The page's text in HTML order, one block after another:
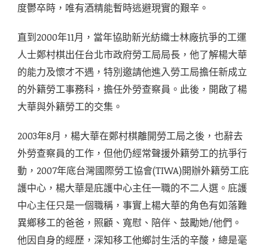
度鬱卒時，唯有酒精能暫時逃避現實的艱辛。
直到2000年11月，當年協助新光紡織士林廠抗爭的工運
人士鄭村棋出任台北市政府勞工局局長，他了解楊大華
的能力及懷才不遇，特別邀請他進入勞工局擔任新成立
的外籍勞工事務科，擔任外勞查察員。此後，開啟了楊
大華與外籍勞工的交集。
2003年8月，楊大華在鄭村棋離開勞工局之後，也辭去
外勞查察員的工作，但他仍經常聲援外籍勞工的抗爭行
動，2007年底台灣國際勞工協會(TIWA)開辦外籍勞工庇
護中心，楊大華是庇護中心主任一職的不二人選。庇護
中心主任只是一個職稱，事實上楊大華的角色有如落難
異鄉移工的爸爸，照顧、寬慰、陪伴、鼓勵她/他們。
他因自身的經歷，深知移工他鄉討生活的辛酸，總是毫